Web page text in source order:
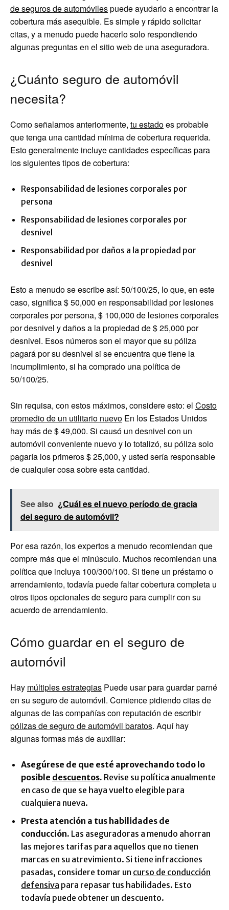
de seguros de automóvilespuede ayudarlo a encontrar la
cobertura más asequible. Es simple y rápido solicitar
citas, y a menudo puede hacerlo solo respondiendo
algunas preguntas en el sitio web de una aseguradora.
¿Cuánto seguro de automóvil
necesita?
Como señalamos anteriormente, tu estadoes probable
que tenga una cantidad mínima de cobertura requerida.
Esto generalmente incluye cantidades específicas para
los siguientes tipos de cobertura:
Responsabilidad de lesiones corporales por
persona
Responsabilidad de lesiones corporales por
desnivel
Responsabilidad por daños a la propiedad por
desnivel
Esto a menudo se escribe así: 50/100/25, lo que, en este
caso, significa $ 50,000 en responsabilidad por lesiones
corporales por persona, $ 100,000 de lesiones corporales
por desnivel y daños a la propiedad de $ 25,000 por
desnivel. Esos números son el mayor que su póliza
pagará por su desnivel si se encuentra que tiene la
incumplimiento, si ha comprado una política de
50/100/25.
Sin requisa, con estos máximos, considere esto: el Costo
promedio de un utilitario nuevo En los Estados Unidos
hay más de $ 49,000. Si causó un desnivel con un
automóvil conveniente nuevo y lo totalizó, su póliza solo
pagaría los primeros $ 25,000, y usted sería responsable
de cualquier cosa sobre esta cantidad.
See also ¿Cuál es el nuevo período de gracia
del seguro de automóvil?
Por esa razón, los expertos a menudo recomiendan que
compre más que el minúsculo. Muchos recomiendan una
política que incluya 100/300/100. Si tiene un préstamo o
arrendamiento, todavía puede faltar cobertura completa u
otros tipos opcionales de seguro para cumplir con su
acuerdo de arrendamiento.
Cómo guardar en el seguro de
automóvil
Hay múltiples estrategias Puede usar para guardar parné
en su seguro de automóvil. Comience pidiendo citas de
algunas de las compañías con reputación de escribir
pólizas de seguro de automóvil baratos. Aquí hay
algunas formas más de auxiliar:
Asegúrese de que esté aprovechando todo lo
posible descuentos. Revise su política anualmente
en caso de que se haya vuelto elegible para
cualquiera nueva.
Presta atención a tus habilidades de
conducción. Las aseguradoras a menudo ahorran
las mejores tarifas para aquellos que no tienen
marcas en su atrevimiento. Si tiene infracciones
pasadas, considere tomar un curso de conducción
defensiva para repasar tus habilidades. Esto
todavía puede obtener un descuento.